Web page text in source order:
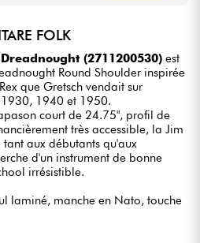
FOLK
(2711200530) est
Round Shoulder inspirée
que Gretsch vendait sur
1940 et 1950.
court de 24.75", profil de
très accessible, la Jim
aux débutants qu'aux
d'un instrument de bonne
irrésistible.
laminé, manche en Nato, touche